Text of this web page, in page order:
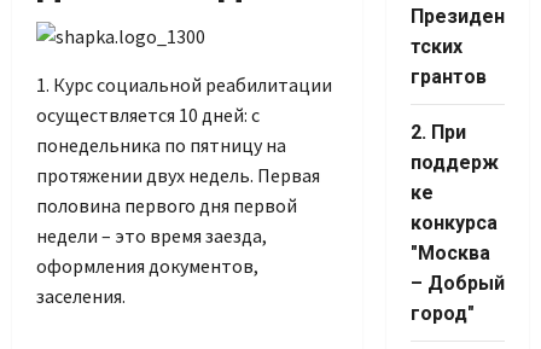
1. Курс социальной реабилитации
осуществляется 10 дней: с
понедельника по пятницу на
протяжении двух недель. Первая
половина первого дня первой
недели – это время заезда,
оформления документов,
заселения.
Президен
тских
грантов
2. При
поддерж
ке
конкурса
"Москва
– Добрый
город"